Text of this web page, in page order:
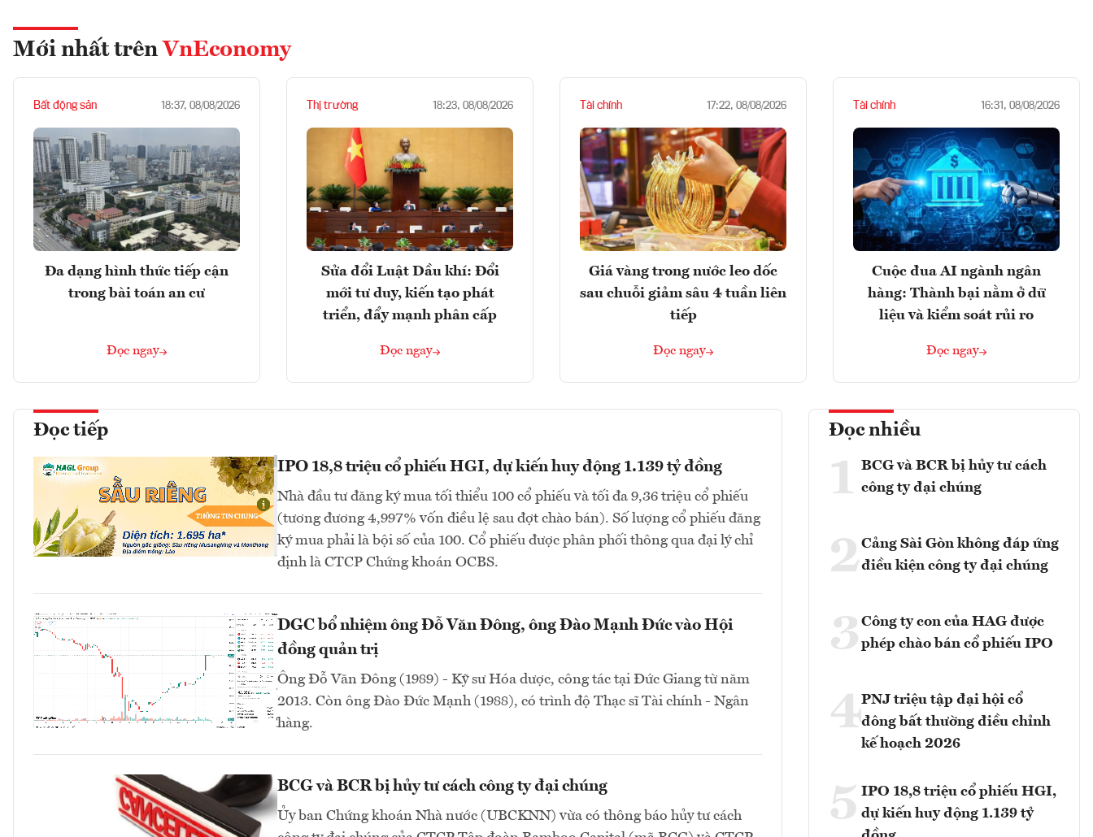
Mới nhất trên VnEconomy
Bất động sản 18:37, 08/08/2026
Đa dạng hình thức tiếp cận
trong bài toán an cư
Đọc ngay
Thị trường 18:23, 08/08/2026
Sửa đổi Luật Dầu khí: Đổi
mới tư duy, kiến tạo phát
triển, đẩy mạnh phân cấp
Đọc ngay
Tài chính 17:22, 08/08/2026
Giá vàng trong nước leo dốc
sau chuỗi giảm sâu 4 tuần liên
tiếp
Đọc ngay
Tài chính 16:31, 08/08/2026
Cuộc đua AI ngành ngân
hàng: Thành bại nằm ở dữ
liệu và kiểm soát rủi ro
Đọc ngay
Đọc tiếp
IPO 18,8 triệu cổ phiếu HGI, dự kiến huy động 1.139 tỷ đồng
Nhà đầu tư đăng ký mua tối thiểu 100 cổ phiếu và tối đa 9,36 triệu cổ phiếu
(tương đương 4,997% vốn điều lệ sau đợt chào bán). Số lượng cổ phiếu đăng
ký mua phải là bội số của 100. Cổ phiếu được phân phối thông qua đại lý chỉ
định là CTCP Chứng khoán OCBS.
DGC bổ nhiệm ông Đỗ Văn Đông, ông Đào Mạnh Đức vào Hội
đồng quản trị
Ông Đỗ Văn Đông (1989) - Kỹ sư Hóa dược, công tác tại Đức Giang từ năm
2013. Còn ông Đào Đức Mạnh (1988), có trình độ Thạc sĩ Tài chính - Ngân
hàng.
BCG và BCR bị hủy tư cách công ty đại chúng
Ủy ban Chứng khoán Nhà nước (UBCKNN) vừa có thông báo hủy tư cách
Đọc nhiều
1 BCG và BCR bị hủy tư cách
công ty đại chúng
2Cảng Sài Gòn không đáp ứng
điều kiện công ty đại chúng
3 Công ty con của HAG được
phép chào bán cổ phiếu IPO
4PNJ triệu tập đại hội cổ
đông bất thường điều chỉnh
kế hoạch 2026
5 IPO 18,8 triệu cổ phiếu HGI,
dự kiến huy động 1.139 tỷ